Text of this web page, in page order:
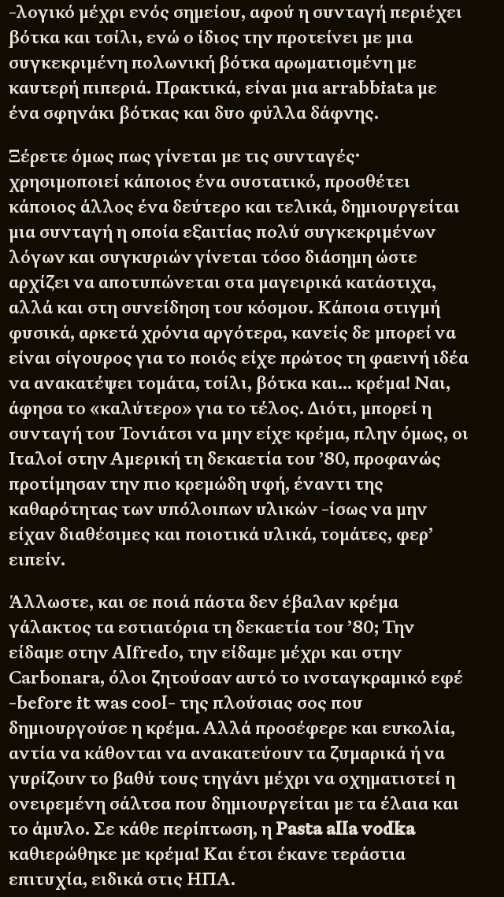
-λογικό μέχρι ενός σημείου, αφού η συνταγή περιέχει
βότκα και τσίλι, ενώ ο ίδιος την προτείνει με μια
συγκεκριμένη πολωνική βότκα αρωματισμένη με
καυτερή πιπεριά. Πρακτικά, είναι μια arrabbiata με
ένα σφηνάκι βότκας και δυο φύλλα δάφνης.
Ξέρετε όμως πως γίνεται με τις συνταγές·
χρησιμοποιεί κάποιος ένα συστατικό, προσθέτει
κάποιος άλλος ένα δεύτερο και τελικά, δημιουργείται
μια συνταγή η οποία εξαιτίας πολύ συγκεκριμένων
λόγων και συγκυριών γίνεται τόσο διάσημη ώστε
αρχίζει να αποτυπώνεται στα μαγειρικά κατάστιχα,
αλλά και στη συνείδηση του κόσμου. Κάποια στιγμή
φυσικά, αρκετά χρόνια αργότερα, κανείς δε μπορεί να
είναι σίγουρος για το ποιός είχε πρώτος τη φαεινή ιδέα
να ανακατέψει τομάτα, τσίλι, βότκα και… κρέμα! Ναι,
άφησα το «καλύτερο» για το τέλος. Διότι, μπορεί η
συνταγή του Τονιάτσι να μην είχε κρέμα, πλην όμως, οι
Ιταλοί στην Αμερική τη δεκαετία του ’80, προφανώς
προτίμησαν την πιο κρεμώδη υφή, έναντι της
καθαρότητας των υπόλοιπων υλικών -ίσως να μην
είχαν διαθέσιμες και ποιοτικά υλικά, τομάτες, φερ’
ειπείν.
Άλλωστε, και σε ποιά πάστα δεν έβαλαν κρέμα
γάλακτος τα εστιατόρια τη δεκαετία του ’80; Την
είδαμε στην Alfredo, την είδαμε μέχρι και στην
Carbonara, όλοι ζητούσαν αυτό το ινσταγκραμικό εφέ
-before it was cool- της πλούσιας σος που
δημιουργούσε η κρέμα. Αλλά προσέφερε και ευκολία,
αντία να κάθονται να ανακατεύουν τα ζυμαρικά ή να
γυρίζουν το βαθύ τους τηγάνι μέχρι να σχηματιστεί η
ονειρεμένη σάλτσα που δημιουργείται με τα έλαια και
το άμυλο. Σε κάθε περίπτωση, η Pasta alla vodka
καθιερώθηκε με κρέμα! Και έτσι έκανε τεράστια
επιτυχία, ειδικά στις ΗΠΑ.